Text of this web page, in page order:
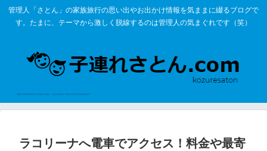
管理人「さとん」の家族旅行の思い出やお出かけ情報を気ままに綴るブログで
す。たまに、テーマから激しく脱線するのは管理人の気まぐれです（笑）
ラコリーナへ電車でアクセス！料金や最寄